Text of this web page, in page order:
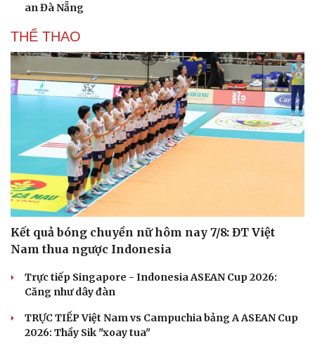
an Đà Nẵng
THỂ THAO
Kết quả bóng chuyền nữ hôm nay 7/8: ĐT Việt
Nam thua ngược Indonesia
Trực tiếp Singapore - Indonesia ASEAN Cup 2026:
Căng như dây đàn
TRỰC TIẾP Việt Nam vs Campuchia bảng A ASEAN Cup
2026: Thầy Sik "xoay tua"